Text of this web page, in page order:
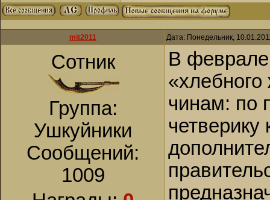
mit2011 Дата: Понедельник,
Сотник
Группа:
Ушкуйники
Сообщений:
1009
В феврале
чинам: по
четверику